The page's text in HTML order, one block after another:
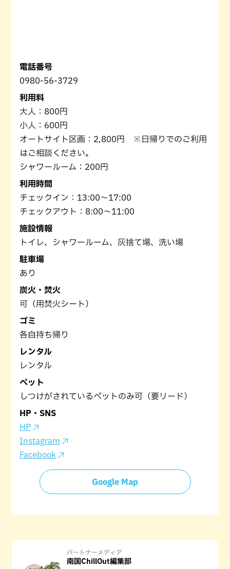
電話番号
0980-56-3729
利用料
大人：800円
小人：600円
オートサイト区画：2,800円 ※日帰りでのご利用
はご相談ください。
シャワールーム：200円
利用時間
チェックイン：13:00～17:00
チェックアウト：8:00～11:00
施設情報
トイレ、シャワールーム、灰捨て場、洗い場
駐車場
あり
炭火・焚火
可（用焚火シート）
ゴミ
各自持ち帰り
レンタル
レンタル
ペット
しつけがされているペットのみ可（要リード）
HP・SNS
HP
Instagram
Facebook
Google Map
パートナーメディア
南国ChillOut編集部